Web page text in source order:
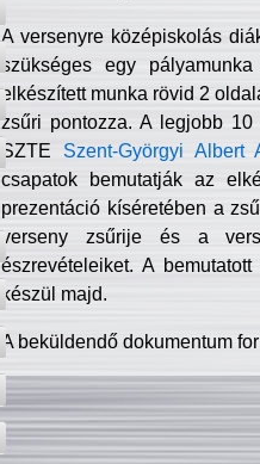
A versenyre középiskolás
szükséges egy
elkészített munka rövid 2
zsűri pontozza. A legjobb
SZTE Szent-Györgyi Albert
csapatok bemutatják az
prezentáció kíséretében a
verseny zsűrije és a
észrevételeiket. A
készül majd.
A beküldendő dokumentum